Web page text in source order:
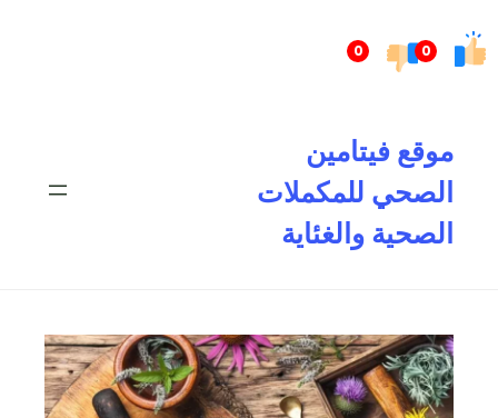
0
0إلى
موقع فيتامين
الصحي للمكملات
الصحية والغئاية